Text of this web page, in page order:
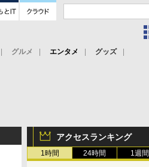
グルメ エンタメ
グッズ
アクセスランキング
1時間 24時間 1週間